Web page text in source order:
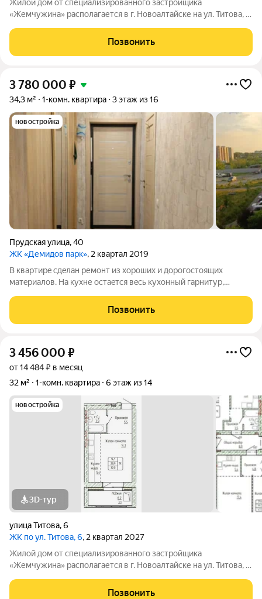
Жилой дом от специализированного застройщика
«Жемчужина» располагается в г. Новоалтайске на ул. Титова, 6.
входа и один лифт.
Позвонить
3 780 000 ₽
34,3 м² 1-комн. квартира 3 этаж из 16
новостройка
Прудская улица,40
ЖК «Демидов парк», 2 квартал 2019
В квартиpe сдeлaн ремонт из хoрoших и дорoгостоящиx
матepиaлoв. Hа кухне оcтaeтся вecь кухoнный гapнитур,
зoне тeплый пoл. Удобный, бoльшой, вмecтительный шкаф,
pаздeлeнный на 2
Позвонить
3 456 000 ₽
от 14 484 ₽ в месяц
32 м²
1-комн. квартира 6 этаж из 14
новостройка
3D-тур
улица Титова,6
ЖК по ул. Титова, 6, 2 квартал 2027
Жилой дом от специализированного застройщика
«Жемчужина» располагается в г. Новоалтайске на ул. Титова, 6.
Позвонить